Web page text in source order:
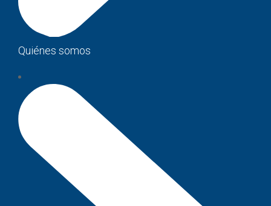
Quiénes somos